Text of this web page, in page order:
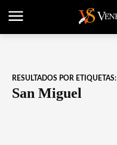
RESULTADOS POR ETIQUETAS:
San Miguel